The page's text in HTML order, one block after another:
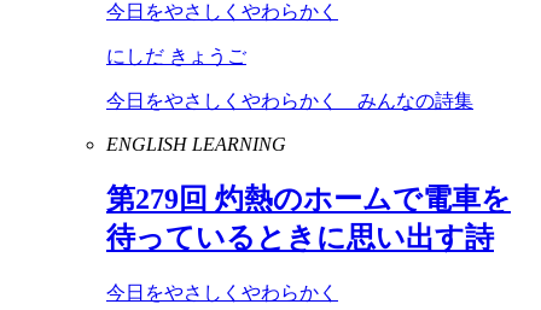
今日をやさしくやわらかく
にしだ きょうご
今日をやさしくやわらかく みんなの詩集
ENGLISH LEARNING
第279回 灼熱のホームで電車を
待っているときに思い出す詩
今日をやさしくやわらかく